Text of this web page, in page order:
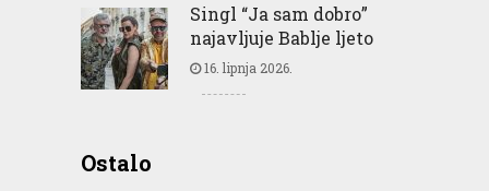
Singl “Ja sam dobro”
najavljuje Bablje ljeto
16. lipnja 2026.
Ostalo